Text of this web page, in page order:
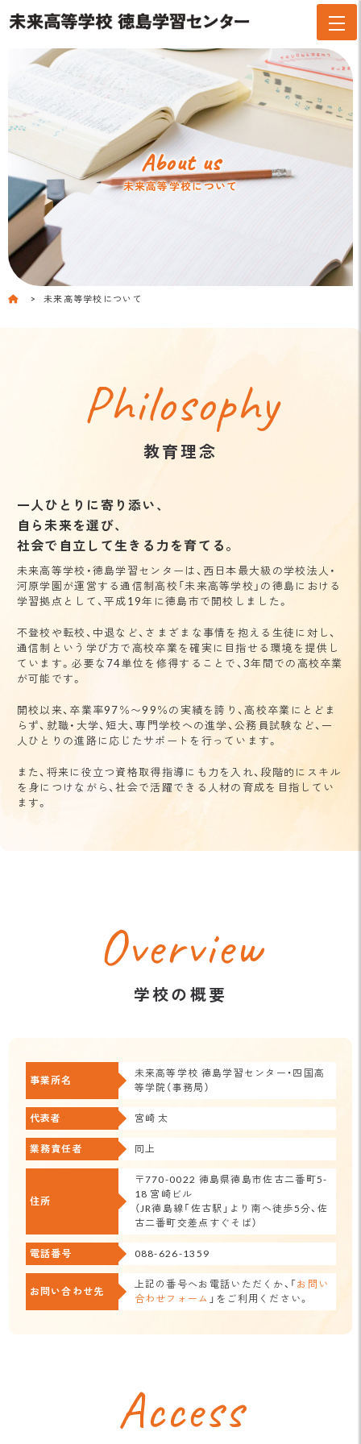
About us
未来高等学校について
未来高等学校について
Philosophy
教育理念
一人ひとりに寄り添い、
自ら未来を選び、
社会で自立して生きる力を育てる。
未来高等学校・徳島学習センターは、西日本最大級の学校法人・
河原学園が運営する通信制高校「未来高等学校」の徳島における
学習拠点として、平成19年に徳島市で開校しました。
不登校や転校、中退など、さまざまな事情を抱える生徒に対し、
通信制という学び方で高校卒業を確実に目指せる環境を提供し
ています。必要な74単位を修得することで、3年間での高校卒業
が可能です。
開校以来、卒業率97％〜99％の実績を誇り、高校卒業にとどま
らず、就職・大学、短大、専門学校への進学、公務員試験など、一
人ひとりの進路に応じたサポートを行っています。
また、将来に役立つ資格取得指導にも力を入れ、段階的にスキル
を身につけながら、社会で活躍できる人材の育成を目指してい
ます。
Overview
学校の概要
事業所名
未来高等学校 徳島学習センター・四国高
等学院（事務局）
代表者 宮崎 太
業務責任者 同上
住所
〒770-0022 徳島県徳島市佐古二番町5-
18 宮崎ビル
（JR徳島線「佐古駅」より南へ徒歩5分、佐
古二番町交差点すぐそば）
電話番号 088-626-1359
お問い合わせ先
上記の番号へお電話いただくか、「お問い
合わせフォーム 」をご利用ください。
Access